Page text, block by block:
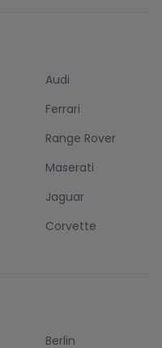
Audi
Ferrari
Range Rover
Maserati
Jaguar
Corvette
Berlin